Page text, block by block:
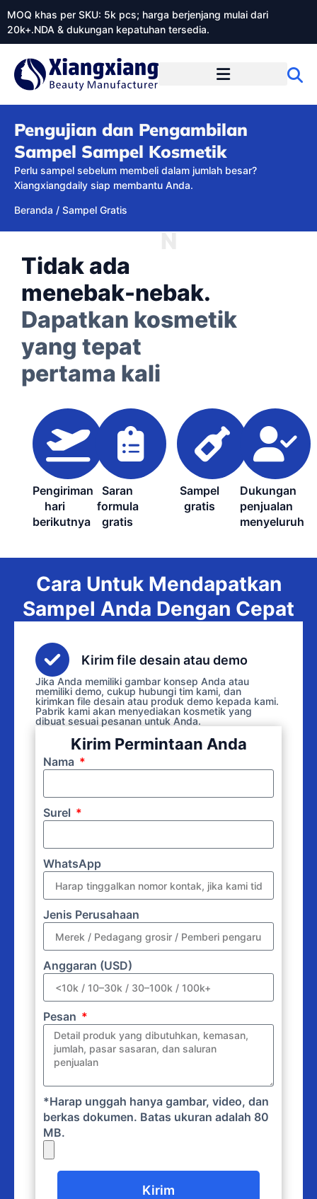
MOQ khas per SKU: 5k pcs; harga berjenjang mulai dari
20k+.NDA & dukungan kepatuhan tersedia.
Pengujian dan Pengambilan
Sampel Sampel Kosmetik
Perlu sampel sebelum membeli dalam jumlah besar?
Xiangxiangdaily siap membantu Anda.
Beranda / Sampel Gratis
Pengiriman
hari
berikutnya
Saran
formula
gratis
Sampel
gratis
Dukungan
penjualan
menyeluruh
Tidak ada
menebak-nebak.
N
Dapatkan kosmetik
yang tepat
pertama kali
Cara Untuk Mendapatkan
Sampel Anda Dengan Cepat
Kirim file desain atau demo
Jika Anda memiliki gambar konsep Anda atau
memiliki demo, cukup hubungi tim kami, dan
kirimkan file desain atau produk demo kepada kami.
Pabrik kami akan menyediakan kosmetik yang
dibuat sesuai pesanan untuk Anda.
Kirim Permintaan Anda
Nama
Surel
WhatsApp
Jenis Perusahaan
Anggaran (USD)
Pesan
*Harap unggah hanya gambar, video, dan
berkas dokumen. Batas ukuran adalah 80
MB.
Kirim